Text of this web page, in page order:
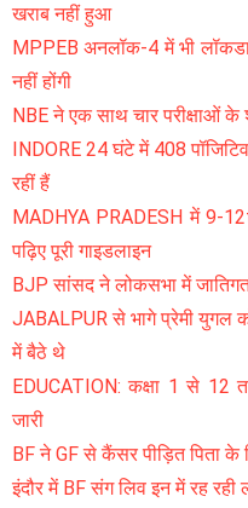
खराब नहीं हुआ
MPPEB अनलॉक-4 में भी
नहीं होंगी
NBE ने एक साथ चार परीक्षाओं
INDORE 24 घंटे में 408
रहीं हैं
MADHYA PRADESH में 9-
पढ़िए पूरी गाइडलाइन
BJP सांसद ने लोकसभा में
JABALPUR से भागे प्रेमी युगल
में बैठे थे
EDUCATION: कक्षा 1 से
जारी
BF ने GF से कैंसर पीड़ित पिता
इंदौर में BF संग लिव इन में रह